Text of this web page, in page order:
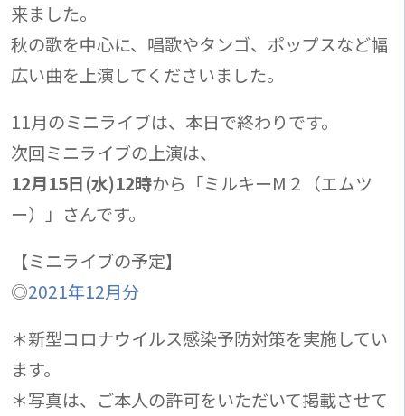
来ました。
秋の歌を中心に、唱歌やタンゴ、ポップスなど幅
広い曲を上演してくださいました。
11月のミニライブは、本日で終わりです。
次回ミニライブの上演は、
12月15日(水)12時から「ミルキーM２（エムツ
ー）」さんです。
【ミニライブの予定】
◎2021年12月分
＊新型コロナウイルス感染予防対策を実施してい
ます。
＊写真は、ご本人の許可をいただいて掲載させて